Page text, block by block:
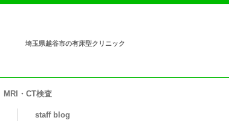
埼玉県越谷市の有床型クリニック
MRI・CT検査
staff blog